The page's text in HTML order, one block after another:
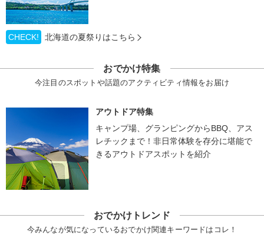
CHECK! 北海道の夏祭りはこちら
おでかけ特集
今注目のスポットや話題のアクティビティ情報をお届け
アウトドア特集
キャンプ場、グランピングからBBQ、アス
レチックまで！非日常体験を存分に堪能で
きるアウトドアスポットを紹介
おでかけトレンド
今みんなが気になっているおでかけ関連キーワードはコレ！